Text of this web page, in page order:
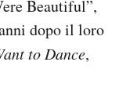
Beautiful”,
dopo il loro
to Dance,